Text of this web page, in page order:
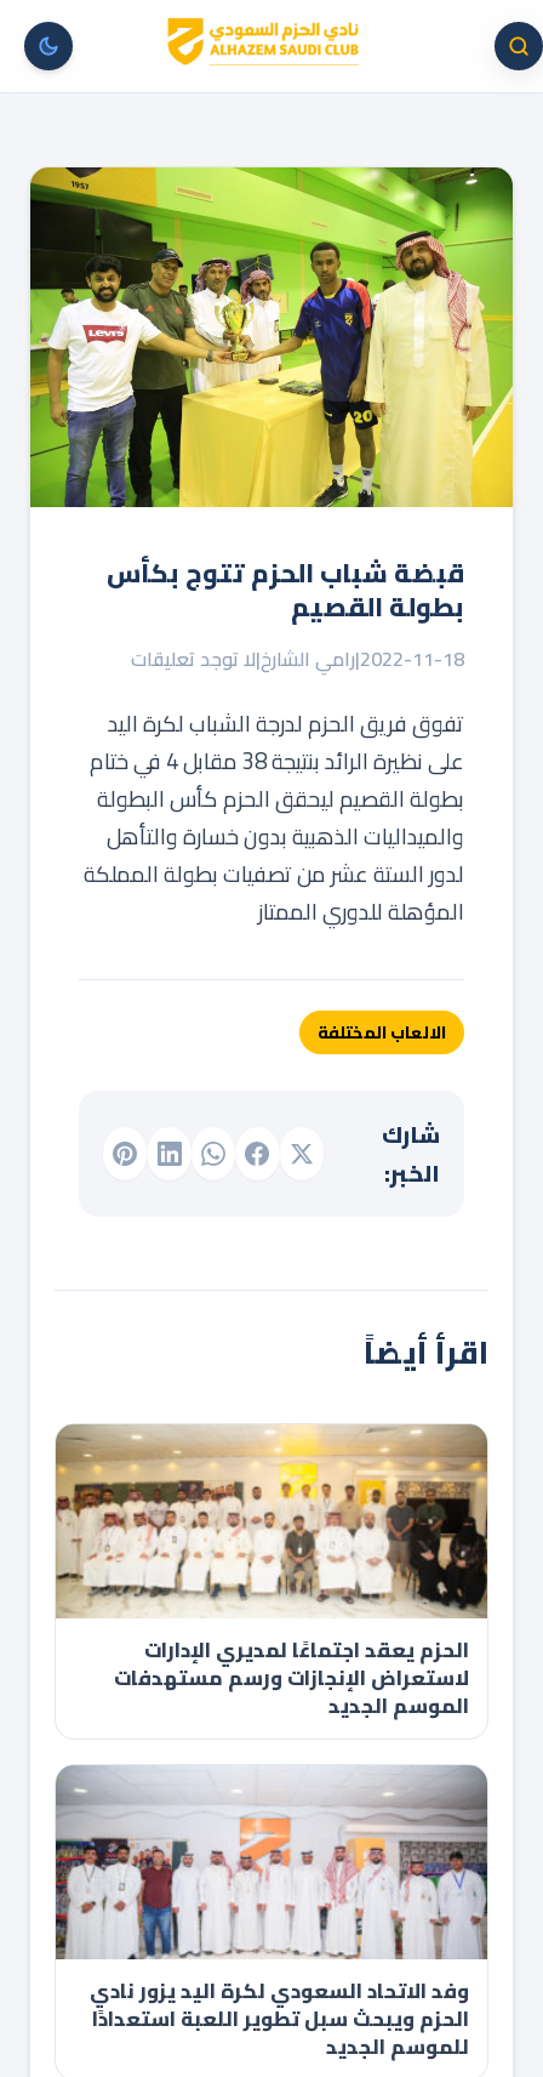
قبضة شباب الحزم تتوج بكأس
بطولة القصيم
2022-11-18
|رامي الشارخ|لا توجد تعليقات
تفوق فريق الحزم لدرجة الشباب لكرة اليد
على نظيرة الرائد بنتيجة 38 مقابل 4 في ختام
بطولة القصيم ليحقق الحزم كأس البطولة
والميداليات الذهبية بدون خسارة والتأهل
لدور الستة عشر من تصفيات بطولة المملكة
المؤهلة للدوري الممتاز
الالعاب المختلفة
شارك
الخبر:
اقرأ أيضاً
الحزم يعقد اجتماعًا لمديري الإدارات
لاستعراض الإنجازات ورسم مستهدفات
الموسم الجديد
وفد الاتحاد السعودي لكرة اليد يزور نادي
الحزم ويبحث سبل تطوير اللعبة استعدادًا
للموسم الجديد